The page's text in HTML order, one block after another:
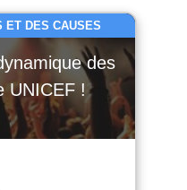
ET DES CAUSES
des
UNICEF !